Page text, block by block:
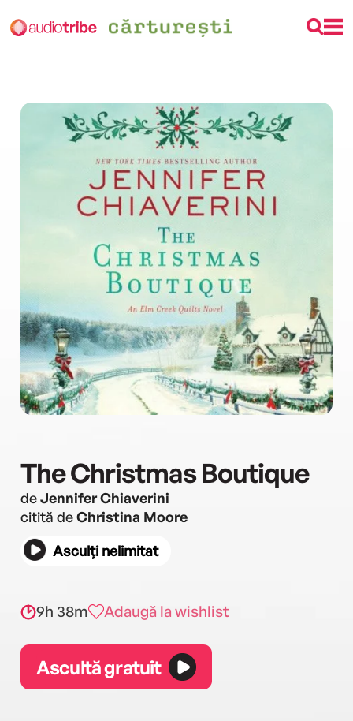
The Christmas Boutique
deJennifer Chiaverini
citită deChristina Moore
Asculți nelimitat
9h 38m Adaugă la wishlist
Ascultă gratuit